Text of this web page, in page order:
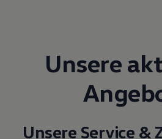
Assistenzsysteme
Digitale
Lifestyle
Familie
Elektromobilität
Unsere
Unsere Service &